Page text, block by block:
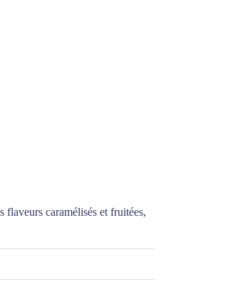
caramélisés et fruitées,